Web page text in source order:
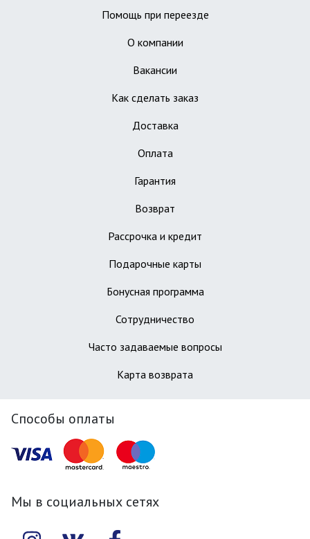
Помощь при переезде
О компании
Вакансии
Как сделать заказ
Доставка
Оплата
Гарантия
Возврат
Рассрочка и кредит
Подарочные карты
Бонусная программа
Сотрудничество
Часто задаваемые вопросы
Карта возврата
Способы оплаты
Мы в социальных сетях